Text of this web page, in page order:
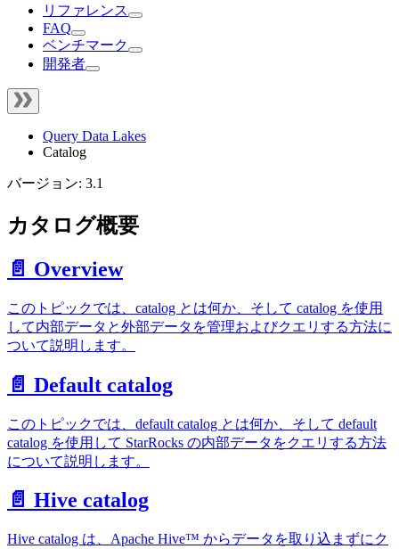
リファレンス
FAQ
ベンチマーク
開発者
Query Data Lakes
Catalog
バージョン: 3.1
カタログ概要
📄️ Overview
このトピックでは、catalog とは何か、そして catalog を使用
して内部データと外部データを管理およびクエリする方法に
ついて説明します。
📄️ Default catalog
このトピックでは、default catalog とは何か、そして default
catalog を使用して StarRocks の内部データをクエリする方法
について説明します。
📄️ Hive catalog
Hive catalog は、Apache Hive™ からデータを取り込まずにク